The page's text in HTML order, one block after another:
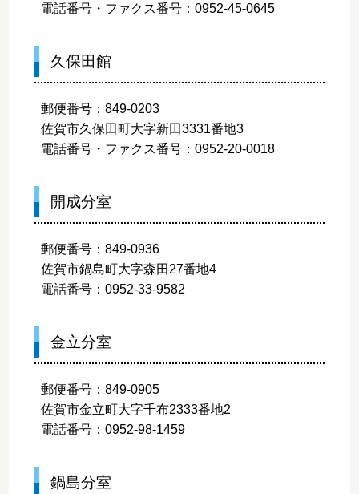
電話番号・ファクス番号：0952-45-0645
久保田館
郵便番号：849-0203
佐賀市久保田町大字新田3331番地3
電話番号・ファクス番号：0952-20-0018
開成分室
郵便番号：849-0936
佐賀市鍋島町大字森田27番地4
電話番号：0952-33-9582
金立分室
郵便番号：849-0905
佐賀市金立町大字千布2333番地2
電話番号：0952-98-1459
鍋島分室